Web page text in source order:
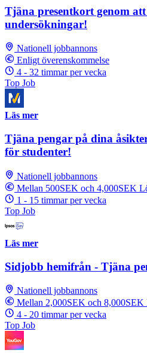
Tjäna presentkort genom
undersökningar!
Nationell jobbannons
Enligt överenskommelse
4 - 32 timmar per vecka
Top Job
Läs mer
Tjäna pengar på dina
för studenter!
Nationell jobbannons
Mellan 500SEK och 4,000SEK
1 - 15 timmar per vecka
Top Job
Läs mer
Sidjobb hemifrån - Tjäna
Nationell jobbannons
Mellan 2,000SEK och 8,000SEK
4 - 20 timmar per vecka
Top Job